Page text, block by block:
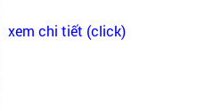
xem chi tiết (click)